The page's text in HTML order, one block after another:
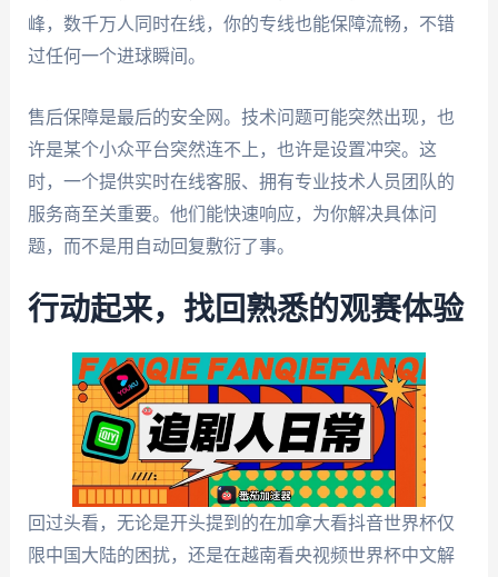
峰，数千万人同时在线，你的专线也能保障流畅，不错
过任何一个进球瞬间。
售后保障是最后的安全网。技术问题可能突然出现，也
许是某个小众平台突然连不上，也许是设置冲突。这
时，一个提供实时在线客服、拥有专业技术人员团队的
服务商至关重要。他们能快速响应，为你解决具体问
题，而不是用自动回复敷衍了事。
行动起来，找回熟悉的观赛体验
回过头看，无论是开头提到的在加拿大看抖音世界杯仅
限中国大陆的困扰，还是在越南看央视频世界杯中文解